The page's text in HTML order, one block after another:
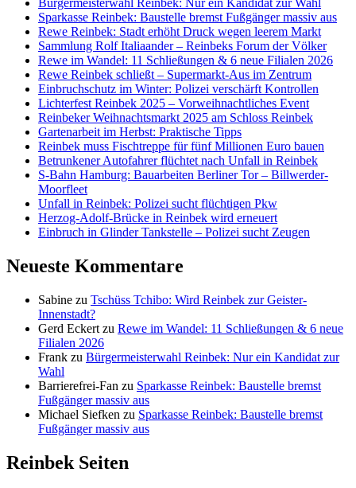
Bürgermeisterwahl Reinbek: Nur ein Kandidat zur Wahl
Sparkasse Reinbek: Baustelle bremst Fußgänger massiv aus
Rewe Reinbek: Stadt erhöht Druck wegen leerem Markt
Sammlung Rolf Italiaander – Reinbeks Forum der Völker
Rewe im Wandel: 11 Schließungen & 6 neue Filialen 2026
Rewe Reinbek schließt – Supermarkt-Aus im Zentrum
Einbruchschutz im Winter: Polizei verschärft Kontrollen
Lichterfest Reinbek 2025 – Vorweihnachtliches Event
Reinbeker Weihnachtsmarkt 2025 am Schloss Reinbek
Gartenarbeit im Herbst: Praktische Tipps
Reinbek muss Fischtreppe für fünf Millionen Euro bauen
Betrunkener Autofahrer flüchtet nach Unfall in Reinbek
S-Bahn Hamburg: Bauarbeiten Berliner Tor – Billwerder-
Moorfleet
Unfall in Reinbek: Polizei sucht flüchtigen Pkw
Herzog-Adolf-Brücke in Reinbek wird erneuert
Einbruch in Glinder Tankstelle – Polizei sucht Zeugen
Neueste Kommentare
Sabine zu Tschüss Tchibo: Wird Reinbek zur Geister-
Innenstadt?
Gerd Eckert zu Rewe im Wandel: 11 Schließungen & 6 neue
Filialen 2026
Frank zu Bürgermeisterwahl Reinbek: Nur ein Kandidat zur
Wahl
Barrierefrei-Fan zu Sparkasse Reinbek: Baustelle bremst
Fußgänger massiv aus
Michael Siefken zu Sparkasse Reinbek: Baustelle bremst
Fußgänger massiv aus
Reinbek Seiten